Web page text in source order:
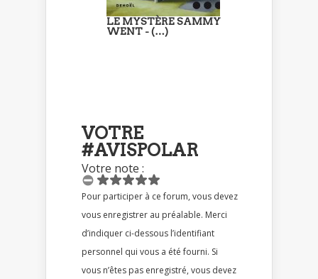
LE MYSTÈRE SAMMY
WENT - (…)
VOTRE
#AVISPOLAR
Votre note :
Pour participer à ce forum, vous devez
vous enregistrer au préalable. Merci
d’indiquer ci-dessous l’identifiant
personnel qui vous a été fourni. Si
vous n’êtes pas enregistré, vous devez